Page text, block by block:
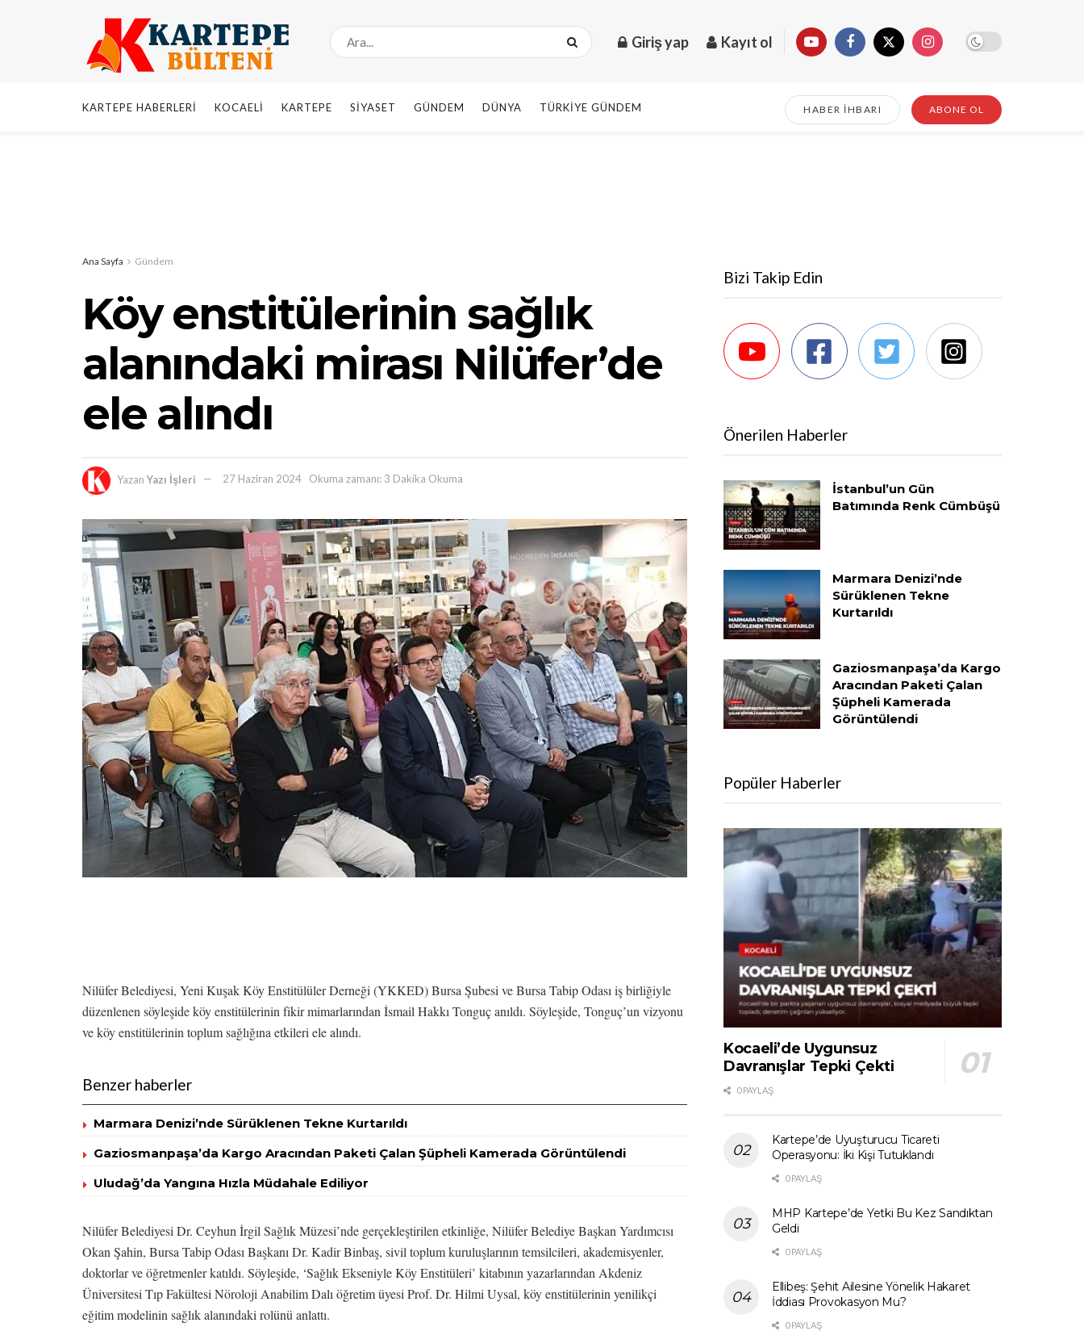
Giriş yap Kayıt ol
KARTEPE HABERLERI KOCAELI KARTEPE SIYASET GÜNDEM DÜNYA TÜRKIYE GÜNDEM HABER İHBARI ABONE OL
Ana Sayfa Gündem
Köy enstitülerinin sağlık
alanındaki mirası Nilüfer’de
ele alındı
Yazan Yazı İşleri 27 Haziran 2024 Okuma zamanı: 3 Dakika Okuma
Nilüfer Belediyesi, Yeni Kuşak Köy Enstitülüler Derneği (YKKED) Bursa Şubesi ve Bursa Tabip Odası iş birliğiyle
düzenlenen söyleşide köy enstitülerinin fikir mimarlarından İsmail Hakkı Tonguç anıldı. Söyleşide, Tonguç’un vizyonu
ve köy enstitülerinin toplum sağlığına etkileri ele alındı.
Benzer haberler
Marmara Denizi’nde Sürüklenen Tekne Kurtarıldı
Gaziosmanpaşa’da Kargo Aracından Paketi Çalan Şüpheli Kamerada Görüntülendi
Uludağ’da Yangına Hızla Müdahale Ediliyor
Nilüfer Belediyesi Dr. Ceyhun İrgil Sağlık Müzesi’nde gerçekleştirilen etkinliğe, Nilüfer Belediye Başkan Yardımcısı
Okan Şahin, Bursa Tabip Odası Başkanı Dr. Kadir Binbaş, sivil toplum kuruluşlarının temsilcileri, akademisyenler,
doktorlar ve öğretmenler katıldı. Söyleşide, ‘Sağlık Ekseniyle Köy Enstitüleri’ kitabının yazarlarından Akdeniz
Üniversitesi Tıp Fakültesi Nöroloji Anabilim Dalı öğretim üyesi Prof. Dr. Hilmi Uysal, köy enstitülerinin yenilikçi
eğitim modelinin sağlık alanındaki rolünü anlattı.
Bizi Takip Edin
Önerilen Haberler
İstanbul’un Gün
Batımında Renk Cümbüşü
Marmara Denizi’nde
Sürüklenen Tekne
Kurtarıldı
Gaziosmanpaşa’da Kargo
Aracından Paketi Çalan
Şüpheli Kamerada
Görüntülendi
Popüler Haberler
Kocaeli’de Uygunsuz
Davranışlar Tepki Çekti
0 PAYLAŞ
Kartepe’de Uyuşturucu Ticareti
Operasyonu: İki Kişi Tutuklandı
0 PAYLAŞ
MHP Kartepe’de Yetki Bu Kez Sandıktan
Geldi
0 PAYLAŞ
Ellibeş: Şehit Ailesine Yönelik Hakaret
İddiası Provokasyon Mu?
0 PAYLAŞ